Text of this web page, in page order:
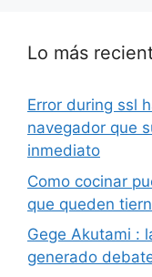
Lo más
Error during ssl
navegador que
inmediato
Como cocinar
que queden
Gege Akutami :
generado